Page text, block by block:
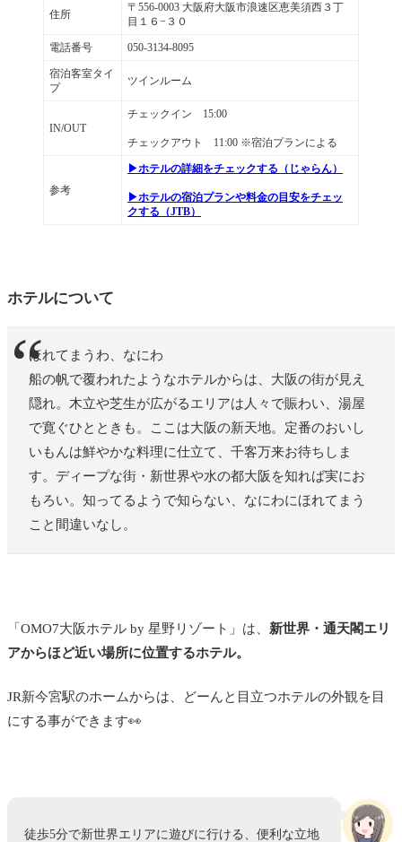
ー
大阪お風呂屋文化を感じる「湯屋」
ホテル併設レストラン＆カフェ・朝食ブ
自動販売機・製氷機・電子レンジ完備
住所
〒556-0003 大阪府大阪市浪速区恵美須西３丁
目１６−３０
電話番号 050-3134-8095
宿泊客室タイ
プ
ツインルーム
IN/OUT
チェックイン 15:00
チェックアウト 11:00 ※宿泊プランによる
参考
▶ホテルの詳細をチェックする（じゃらん）
▶ホテルの宿泊プランや料金の目安をチェッ
クする（JTB）
ホテルについて
ほれてまうわ、なにわ
船の帆で覆われたようなホテルからは、大阪の街が見え
隠れ。木立や芝生が広がるエリアは人々で賑わい、湯屋
で寛ぐひとときも。ここは大阪の新天地。定番のおいし
いもんは鮮やかな料理に仕立て、千客万来お待ちしま
す。ディープな街・新世界や水の都大阪を知れば実にお
もろい。知ってるようで知らない、なにわにほれてまう
こと間違いなし。
「OMO7大阪ホテル by 星野リゾート」は、 新世界・通天閣エリ
アからほど近い場所に位置するホテル。
JR新今宮駅のホームからは、どーんと目立つホテルの外観を目
にする事ができます👀
徒歩5分で新世界エリアに遊びに行ける、便利な立地